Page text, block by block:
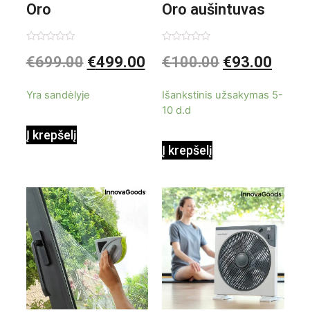
Oro
kondicionierius
0
iš
€699.00 €499.00
Yra sandėlyje
Į krepšelį
Oro aušintuvas
be ašmenų 3in1
0
iš
€100.00 €93.00
Išankstinis užsakymas 5-
10 d.d
Į krepšelį